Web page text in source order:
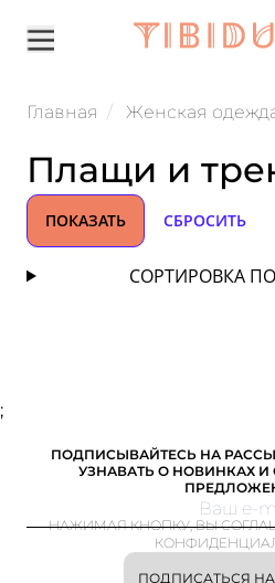
Главная Женская
Плащи и
ПОКАЗАТЬ СБРОСИТЬ
СОРТИРОВКА
;
ПОДПИСЫВАЙТЕСЬ НА
УЗНАВАТЬ О НОВИНКАХ
ПОДПИСАТЬСЯ
НАЖИМАЯ КНОПКУ, ВЫ